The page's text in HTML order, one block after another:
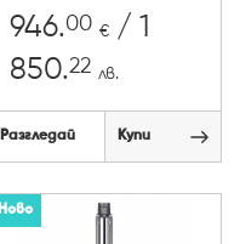
946.00 € / 1
850.22 лв.
Разгледай Купи
Ново